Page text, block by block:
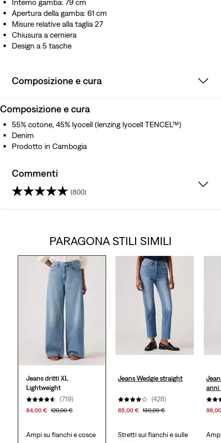
Interno gamba: 79 cm
Apertura della gamba: 61 cm
Misure relative alla taglia 27
Chiusura a cerniera
Design a 5 tasche
Composizione e cura
Composizione e cura
55% cotone, 45% lyocell (lenzing lyocell TENCEL™)
Denim
Prodotto in Cambogia
Commenti
(800)
stelle.
recensioni
PARAGONA STILI SIMILI
Jeans dritti XL
Lightweight
(719)
84,00 € 120,00 €
Jeans Wedgie straight
(428)
65,00 € 130,00 €
anni
Ampi su fianchi e cosce
Stretti sui fianchi e sulle